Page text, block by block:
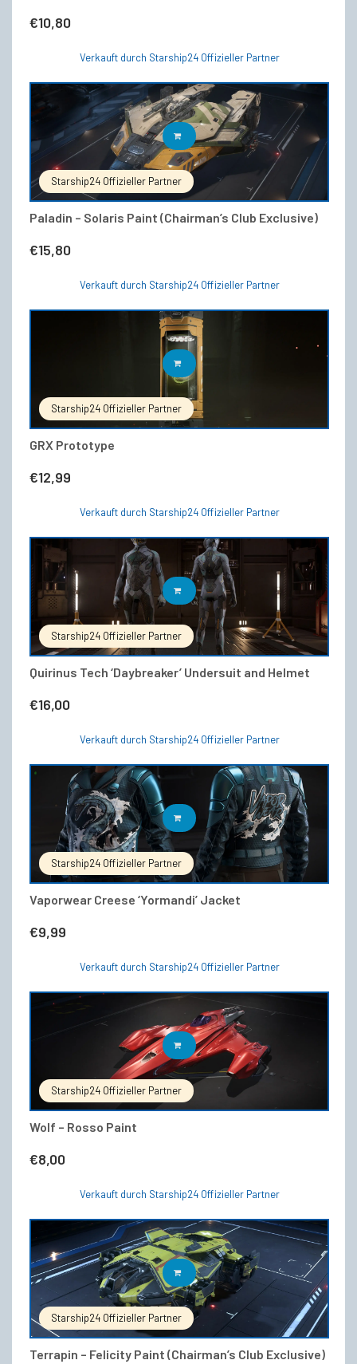
€10,80
Verkauft durch Starship24 Offizieller Partner
Starship24 Offizieller Partner
Paladin – Solaris Paint (Chairman’s Club Exclusive)
€15,80
IN DEN WARENKORB
Verkauft durch Starship24 Offizieller Partner
Starship24 Offizieller Partner
GRX Prototype
€12,99
IN DEN WARENKORB
Verkauft durch Starship24 Offizieller Partner
Starship24 Offizieller Partner
Quirinus Tech ‘Daybreaker’ Undersuit and Helmet
€16,00
IN DEN WARENKORB
Verkauft durch Starship24 Offizieller Partner
Starship24 Offizieller Partner
Vaporwear Creese ‘Yormandi’ Jacket
€9,99
IN DEN WARENKORB
Verkauft durch Starship24 Offizieller Partner
Starship24 Offizieller Partner
Wolf – Rosso Paint
€8,00
IN DEN WARENKORB
Verkauft durch Starship24 Offizieller Partner
Starship24 Offizieller Partner
Terrapin – Felicity Paint (Chairman’s Club Exclusive)
IN DEN WARENKORB